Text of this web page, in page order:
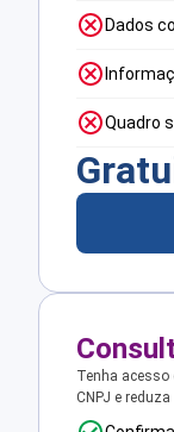
Dados
Quadro
Tenha
CNPJ e